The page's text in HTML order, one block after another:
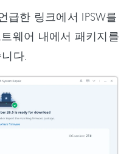
급한 링크에서 IPSW를
웨어 내에서 패키지를
다.